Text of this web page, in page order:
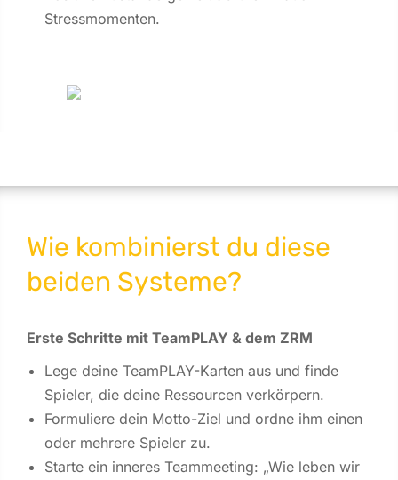
Stressmomenten.
Wie kombinierst du diese
beiden Systeme?
Erste Schritte mit TeamPLAY & dem ZRM
Lege deine TeamPLAY-Karten aus und finde
Spieler, die deine Ressourcen verkörpern.
Formuliere dein Motto-Ziel und ordne ihm einen
oder mehrere Spieler zu.
Starte ein inneres Teammeeting: „Wie leben wir